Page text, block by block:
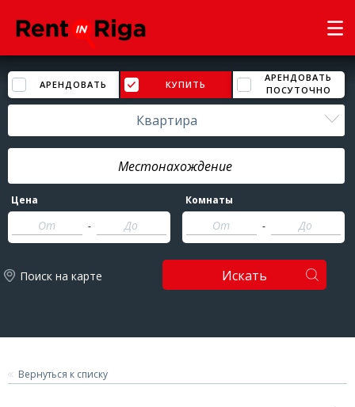
АРЕНДОВАТЬ КУПИТЬ
АРЕНДОВАТЬ
ПОСУТОЧНО
Квартира
Цена
-
Комнаты
-
Поиск на карте Искать
Вернуться к списку